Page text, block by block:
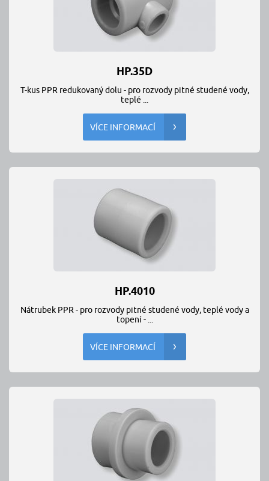
HP.35D
T-kus PPR redukovaný dolu - pro rozvody pitné studené vody,
teplé ...
VÍCE INFORMACÍ
HP.4010
Nátrubek PPR - pro rozvody pitné studené vody, teplé vody a
topení - ...
VÍCE INFORMACÍ